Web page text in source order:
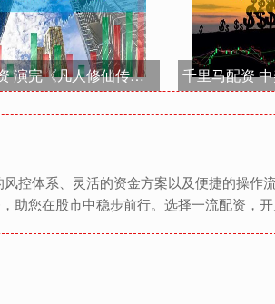
金财顺配资 演完《凡人修仙传》演《赴山海》，侠士变僵脸假人，完全认不出来
控体系、灵活的资金方案以及便捷的操作
您在股市中稳步前行。选择一流配资，开